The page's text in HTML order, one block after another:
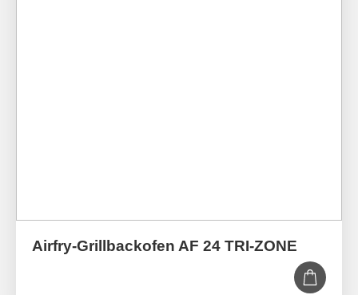
Airfry-Grillbackofen AF 24 TRI-ZONE